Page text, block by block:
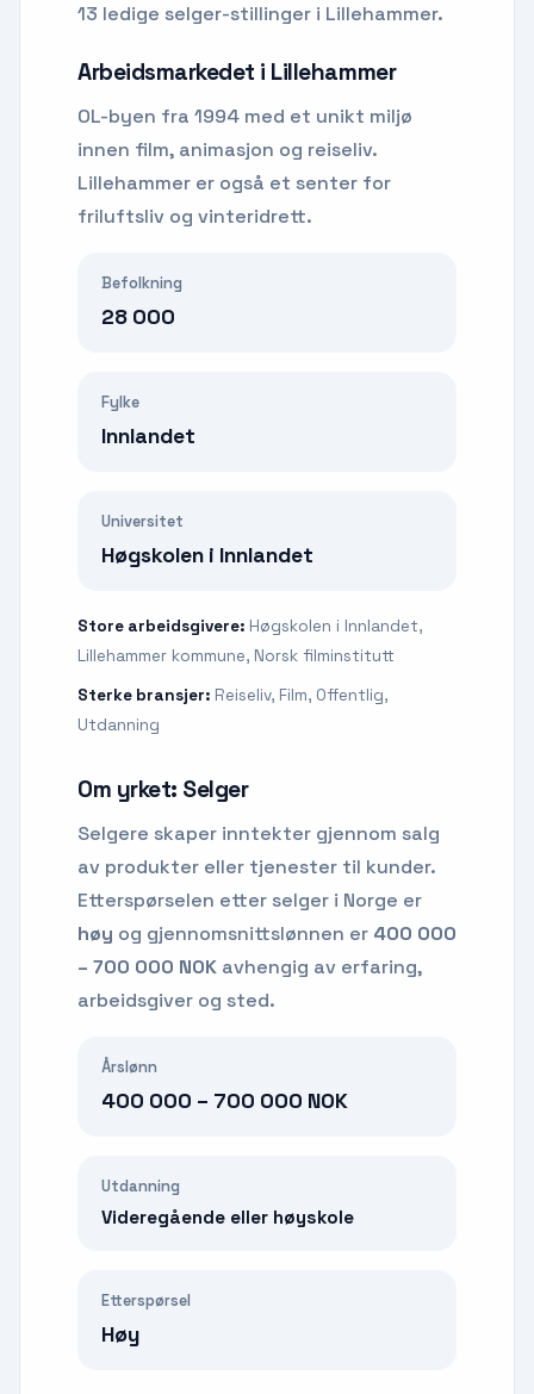
13 ledige selger-stillinger i Lillehammer.
Arbeidsmarkedet i Lillehammer
OL-byen fra 1994 med et unikt miljø
innen film, animasjon og reiseliv.
Lillehammer er også et senter for
friluftsliv og vinteridrett.
Befolkning
28 000
Fylke
Innlandet
Universitet
Høgskolen i Innlandet
Store arbeidsgivere: Høgskolen i Innlandet,
Lillehammer kommune, Norsk filminstitutt
Sterke bransjer: Reiseliv, Film, Offentlig,
Utdanning
Om yrket: Selger
Selgere skaper inntekter gjennom salg
av produkter eller tjenester til kunder.
Etterspørselen etterselger i Norge er
høy og gjennomsnittslønnen er 400 000
– 700 000 NOK avhengig av erfaring,
arbeidsgiver og sted.
Årslønn
400 000 – 700 000 NOK
Utdanning
Videregående eller høyskole
Etterspørsel
Høy